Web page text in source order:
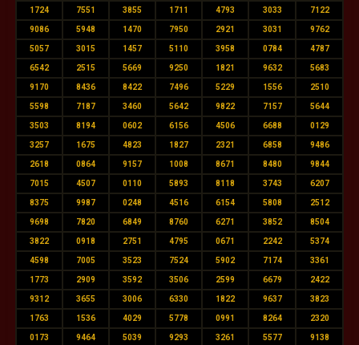
1724 7551 3855 1711 4793 3033 7122
9086 5948 1470 7950 2921 3031 9762
5057 3015 1457 5110 3958 0784 4787
6542 2515 5669 9250 1821 9632 5683
9170 8436 8422 7496 5229 1556 2510
5598 7187 3460 5642 9822 7157 5644
3503 8194 0602 6156 4506 6688 0129
3257 1675 4823 1827 2321 6858 9486
2618 0864 9157 1008 8671 8480 9844
7015 4507 0110 5893 8118 3743 6207
8375 9987 0248 4516 6154 5808 2512
9698 7820 6849 8760 6271 3852 8504
3822 0918 2751 4795 0671 2242 5374
4598 7005 3523 7524 5902 7174 3361
1773 2909 3592 3506 2599 6679 2422
9312 3655 3006 6330 1822 9637 3823
1763 1536 4029 5778 0991 8264 2320
0173 9464 5039 9293 3261 5577 9138